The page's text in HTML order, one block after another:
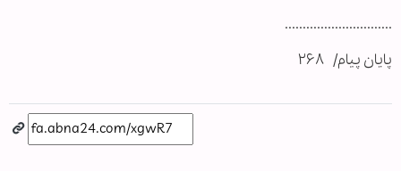
..............................
پایان پیام/ ۲۶۸